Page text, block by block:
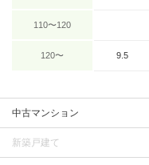
110〜120
120〜 9.5
中古マンション
新築戸建て